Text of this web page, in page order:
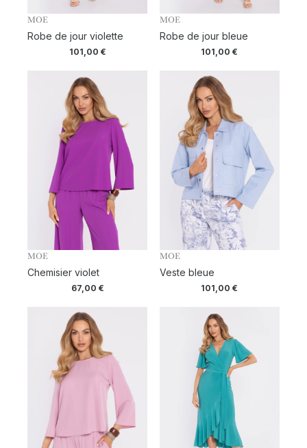
MOE
Robe de jour violette
101,00 €
MOE
Robe de jour bleue
101,00€
MOE
Chemisier violet
67,00 €
MOE
Veste bleue
101,00€